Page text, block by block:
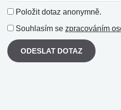
Položit dotaz anonymně.
Souhlasím se zpracováním
ODESLAT DOTAZ